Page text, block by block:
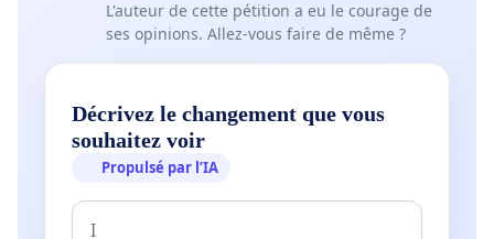
L'auteur de cette pétition a eu le courage de
ses opinions. Allez-vous faire de même ?
Décrivez le changement que vous
souhaitez voir
Propulsé par l’IA